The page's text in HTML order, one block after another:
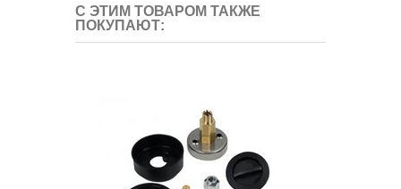
С ЭТИМ ТОВАРОМ ТАКЖЕ
ПОКУПАЮТ: